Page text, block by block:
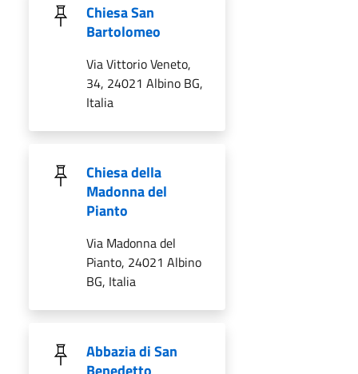
Chiesa San
Bartolomeo
Via Vittorio Veneto,
34, 24021 Albino BG,
Italia
Chiesa della
Madonna del
Pianto
Via Madonna del
Pianto, 24021 Albino
BG, Italia
Abbazia di San